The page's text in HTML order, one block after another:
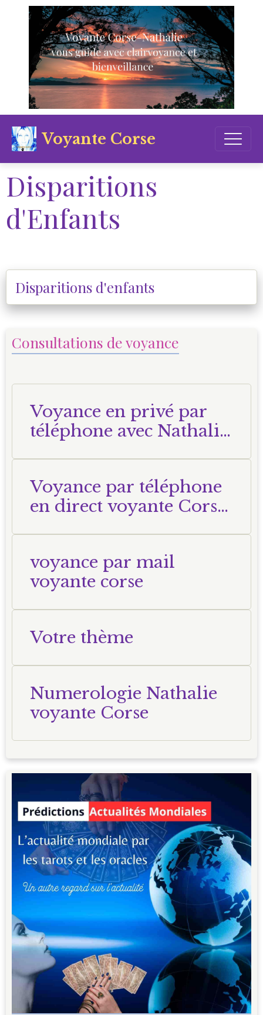
Voyante Corse
Disparitions
d'Enfants
Disparitions d'enfants
Consultations de voyance
Voyance en privé par
téléphone avec Nathalie
Voyance par téléphone
en direct voyante Corse
voyance par mail
voyante corse
Votre thème
Numerologie Nathalie
voyante Corse